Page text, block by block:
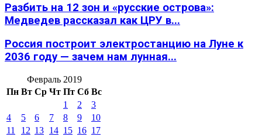
Разбить на 12 зон и «русские острова»:
Медведев рассказал как ЦРУ в...
Россия построит электростанцию на Луне к
2036 году — зачем нам лунная...
Февраль 2019
Пн Вт Ср Чт Пт Сб Вс
1
2
3
4
5 6 7 8 9
10
11
12 13 14 15 16 17